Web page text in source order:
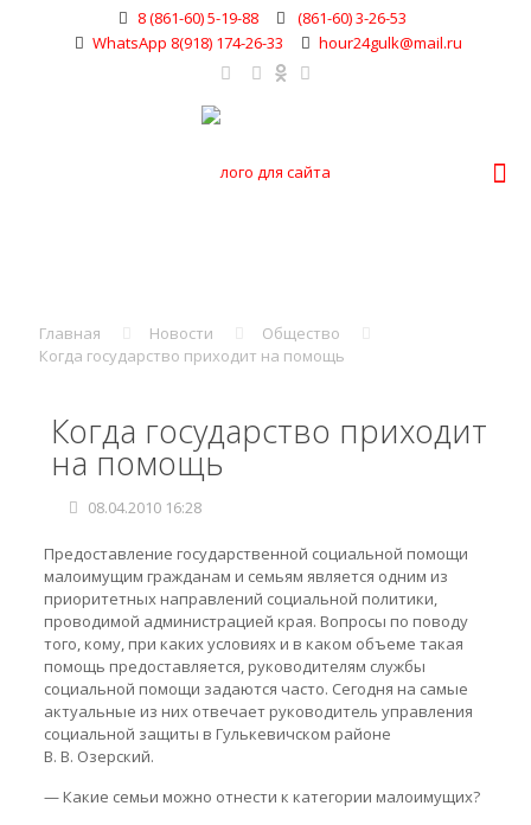
8 (861-60) 5-19-88
(861-60) 3-26-53
WhatsApp 8(918) 174-26-33
hour24gulk@mail.ru
Главная Новости
Общество
Когда государство приходит на помощь
Когда государство приходит
на помощь
08.04.2010 16:28
Предоставление государственной социальной помощи
малоимущим гражданам и семьям является одним из
приоритетных направлений социальной политики,
проводимой администрацией края. Вопросы по поводу
того, кому, при каких условиях и в каком объеме такая
помощь предоставляется, руководителям службы
социальной помощи задаются часто. Сегодня на самые
актуальные из них отвечает руководитель управления
социальной защиты в Гулькевичском районе
В. В. Озерский.
— Какие семьи можно отнести к категории малоимущих?